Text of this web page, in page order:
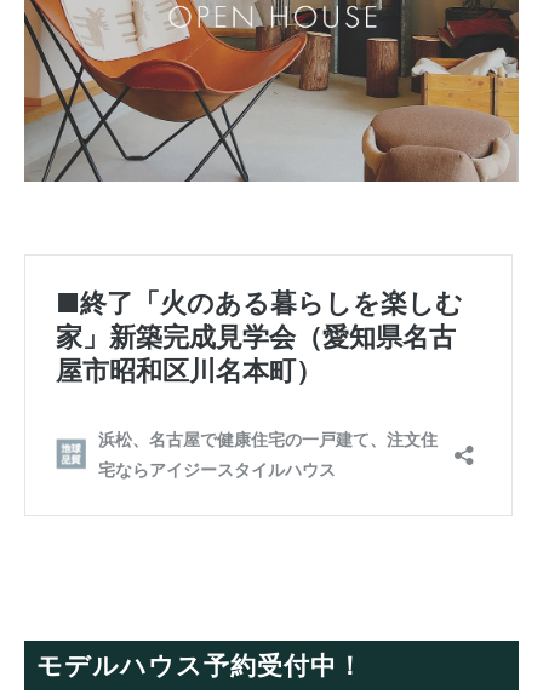
モデルハウス予約受付中！